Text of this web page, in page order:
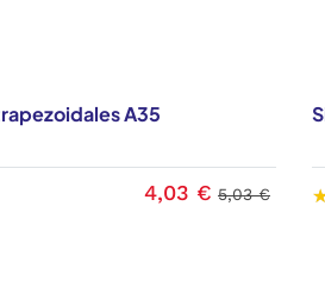
A35
4,03 € 5,03 €